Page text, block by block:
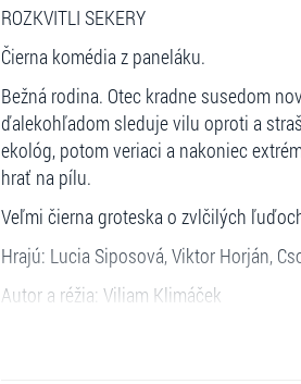
ROZKVITLI SEKERY
Čierna komédia z paneláku.
Bežná rodina. Otec kradne susedom
ďalekohľadom sleduje vilu oproti a
ekológ, potom veriaci a nakoniec
hrať na pílu.
Veľmi čierna groteska o zvlčilých
Hrajú: Lucia Siposová, Viktor Horján,
Autor a réžia: Viliam Klimáček